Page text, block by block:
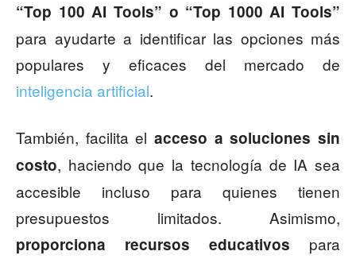
“Top 100 AI Tools” o “Top 1000 AI Tools”
para ayudarte a identificar las opciones más
populares y eficaces del mercado de
inteligencia artificial.
También, facilita el acceso a soluciones sin
costo, haciendo que la tecnología de IA sea
accesible incluso para quienes tienen
presupuestos limitados. Asimismo,
proporciona recursos educativos para